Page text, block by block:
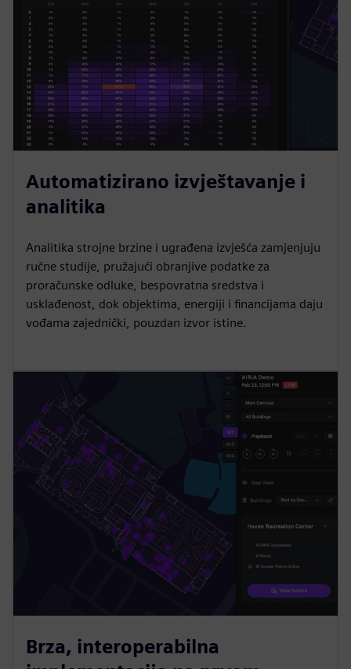
Automatizirano izvještavanje i
analitika
Analitika strojne brzine i ugrađena izvješća zamjenjuju
ručne studije, pružajući obranjive podatke za
proračunske odluke, bespovratna sredstva i
usklađenost, dok objektima, energiji i financijama daju
vođama zajednički, pouzdan izvor istine.
Brza, interoperabilna